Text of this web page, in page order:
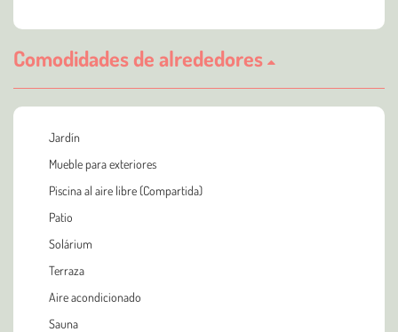
Comodidades de alrededores
Jardín
Mueble para exteriores
Piscina al aire libre (Compartida)
Patio
Solárium
Terraza
Aire acondicionado
Sauna